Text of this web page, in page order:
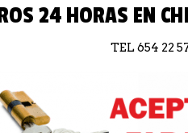
24 HORAS EN
TEL 654 22